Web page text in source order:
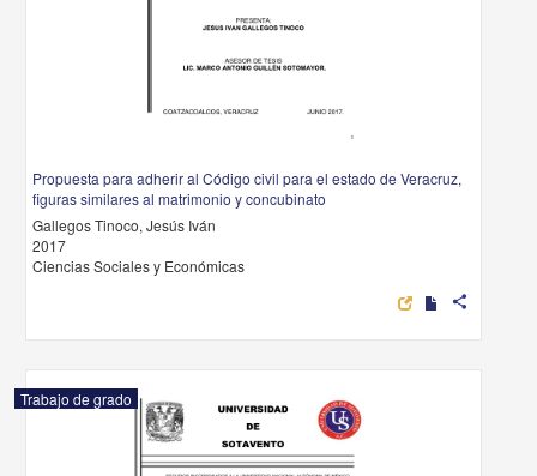
Propuesta para adherir al Código civil para el estado de Veracruz,
figuras similares al matrimonio y concubinato
Gallegos Tinoco, Jesús Iván
2017
Ciencias Sociales y Económicas
share
Trabajo de grado